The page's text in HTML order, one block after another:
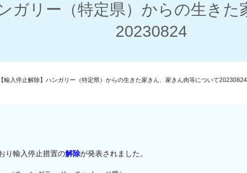
ガリー（特定県）からの生き
20230824
【輸入停止解除】ハンガリー（特定県）からの生きた家きん、家きん肉等について20230824
り輸入停止措置の解除が発表されました。